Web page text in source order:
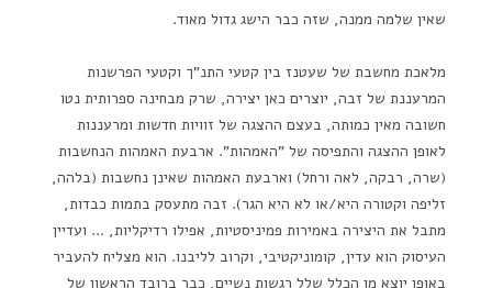
שאין שלמה ממנה, שזה כבר הישג גדול מאוד.
מלאכת מחשבת של שעטנז בין קטעי התנ"ך וקטעי הפרשנות
המרעננת של זבה, יוצרים כאן יצירה, שרק מבחינה ספרותית נטו
חשובה מאין כמותה, בעצם ההצגה של זוויות חדשות ומרעננות
לאופן ההצגה והתפיסה של "האמהות". ארבעת האמהות הנחשבות
(שרה, רבקה, לאה ורחל) וארבעת האמהות שאינן נחשבות (בלהה,
זליפה וקטורה היא/או לא היא הגר). זבה מתעסק בתמות כבדות,
מתבל את היצירה באמירות פמיניסטיות, אפילו רדיקליות, ... ועדיין
העיסוק הוא עדין, קומוניקטיבי, וקרוב לליבנו. הוא מצליח להעביר
באופן יוצא מן הכלל שלל רגשות נשיים, כבר ברובד הראשון של